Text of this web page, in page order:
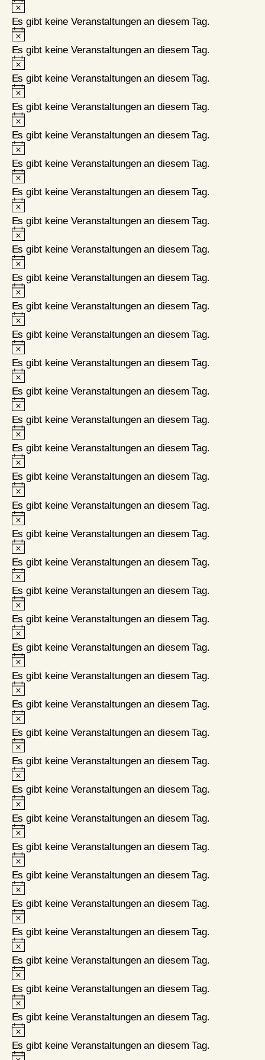
e
r
a
n
s
t
a
l
t
u
n
g
e
n
Hinweis
Es gibt keine Veranstaltungen an diesem Tag.
Hinweis
Es gibt keine Veranstaltungen an diesem Tag.
Hinweis
Es gibt keine Veranstaltungen an diesem Tag.
Hinweis
Es gibt keine Veranstaltungen an diesem Tag.
Hinweis
Es gibt keine Veranstaltungen an diesem Tag.
Hinweis
Es gibt keine Veranstaltungen an diesem Tag.
Hinweis
Es gibt keine Veranstaltungen an diesem Tag.
Hinweis
Es gibt keine Veranstaltungen an diesem Tag.
Hinweis
Es gibt keine Veranstaltungen an diesem Tag.
Hinweis
Es gibt keine Veranstaltungen an diesem Tag.
Hinweis
Es gibt keine Veranstaltungen an diesem Tag.
Hinweis
Es gibt keine Veranstaltungen an diesem Tag.
Hinweis
Es gibt keine Veranstaltungen an diesem Tag.
Hinweis
Es gibt keine Veranstaltungen an diesem Tag.
Hinweis
Es gibt keine Veranstaltungen an diesem Tag.
Hinweis
Es gibt keine Veranstaltungen an diesem Tag.
Hinweis
Es gibt keine Veranstaltungen an diesem Tag.
Hinweis
Es gibt keine Veranstaltungen an diesem Tag.
Hinweis
Es gibt keine Veranstaltungen an diesem Tag.
Hinweis
Es gibt keine Veranstaltungen an diesem Tag.
Hinweis
Es gibt keine Veranstaltungen an diesem Tag.
Hinweis
Es gibt keine Veranstaltungen an diesem Tag.
Hinweis
Es gibt keine Veranstaltungen an diesem Tag.
Hinweis
Es gibt keine Veranstaltungen an diesem Tag.
Hinweis
Es gibt keine Veranstaltungen an diesem Tag.
Hinweis
Es gibt keine Veranstaltungen an diesem Tag.
Hinweis
Es gibt keine Veranstaltungen an diesem Tag.
Hinweis
Es gibt keine Veranstaltungen an diesem Tag.
Hinweis
Es gibt keine Veranstaltungen an diesem Tag.
Hinweis
Es gibt keine Veranstaltungen an diesem Tag.
Hinweis
Es gibt keine Veranstaltungen an diesem Tag.
Hinweis
Es gibt keine Veranstaltungen an diesem Tag.
Hinweis
Es gibt keine Veranstaltungen an diesem Tag.
Hinweis
Es gibt keine Veranstaltungen an diesem Tag.
Hinweis
Es gibt keine Veranstaltungen an diesem Tag.
Hinweis
Es gibt keine Veranstaltungen an diesem Tag.
Hinweis
Es gibt keine Veranstaltungen an diesem Tag.
Hinweis